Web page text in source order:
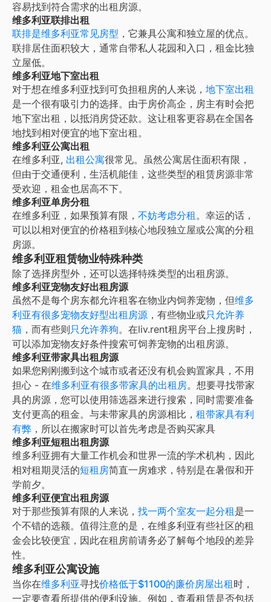
容易找到符合需求的出租房源。
维多利亚联排出租
联排是维多利亚常见房型 ，它兼具公寓和独立屋的优点。
联排居住面积较大，通常自带私人花园和入口，租金比独
立屋低。
维多利亚地下室出租
对于想在维多利亚找到可负担租房的人来说， 地下室出租
是一个很有吸引力的选择。由于房价高企，房主有时会把
地下室出租，以抵消房贷还款。这让租客更容易在全国各
地找到相对便宜的地下室出租。
维多利亚公寓出租
在维多利亚, 出租公寓很常见。虽然公寓居住面积有限，
但由于交通便利，生活机能佳，这些类型的租赁房源非常
受欢迎，租金也居高不下。
维多利亚单房分租
在维多利亚 ，如果预算有限， 不妨考虑分租。幸运的话，
可以以相对便宜的价格租到核心地段独立屋或公寓的分租
房源。
维多利亚租赁物业特殊种类
除了选择房型外，还可以选择特殊类型的出租房源。
维多利亚宠物友好出租房源
虽然不是每个房东都允许租客在物业内饲养宠物，但维多
利亚有很多宠物友好型出租房源 ，有些物业或只允许养
猫 ，而有些则只允许养狗。在liv.rent租房平台上搜房时，
可以添加宠物友好条件搜索可饲养宠物的出租房源。
维多利亚带家具出租房源
如果您刚刚搬到这个城市或者还没有机会购置家具，不用
担心 - 在维多利亚有很多带家具的出租房。想要寻找带家
具的房源，您可以使用筛选器来进行搜索，同时需要准备
支付更高的租金。与未带家具的房源相比， 租带家具有利
有弊 ，所以在搬家时可以首先考虑是否购买家具
维多利亚短租出租房源
维多利亚拥有大量工作机会和世界一流的学术机构，因此
相对租期灵活的短租房简直一房难求，特别是在暑假和开
学前夕。
维多利亚便宜出租房源
对于那些预算有限的人来说， 找一两个室友一起分租是一
个不错的选额。值得注意的是，在维多利亚有些社区的租
金会比较便宜，因此在租房前请务必了解每个地段的差异
性。
维多利亚公寓设施
当你在维多利亚寻找价格低于$1100的廉价房屋出租时，
一定要查看所提供的便利设施。例如，查看租赁是否包括